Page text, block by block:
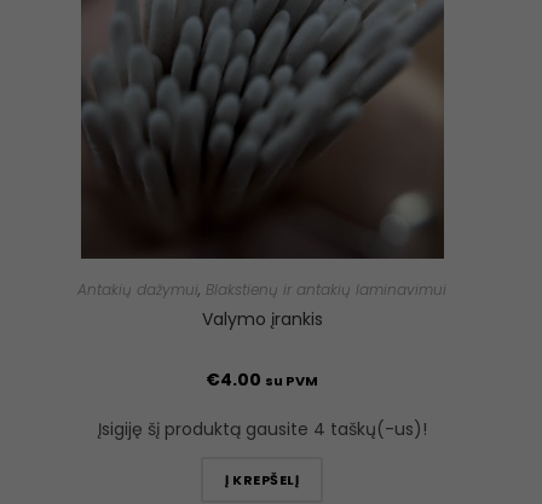
Antakių dažymui, Blakstienų ir antakių laminavimui
Valymo įrankis
€4.00 su PVM
Įsigiję šį produktą gausite 4 taškų(-us)!
Į KREPŠELĮ